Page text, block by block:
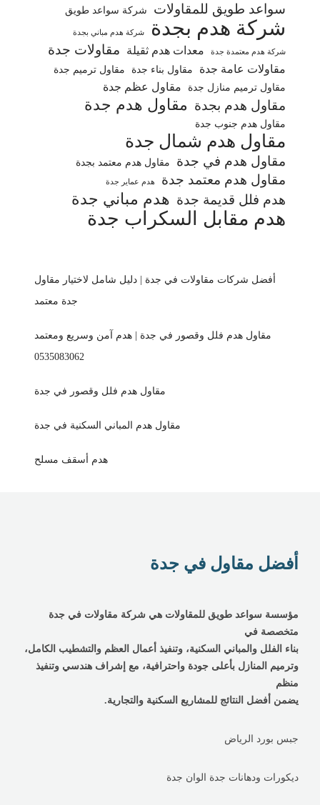
سواعد طويق للمقاولات شركة سواعد طويق
شركة هدم بجدة شركة هدم مباني بجدة
شركة هدم معتمدة جدة معدات هدم ثقيلة مقاولات جدة
مقاولات عامة جدة مقاول بناء جدة
مقاول ترميم جدة
مقاول ترميم منازل جدة
مقاول عظم جدة
مقاول هدم بجدة مقاول هدم جدة
مقاول هدم جنوب جدة
مقاول هدم شمال جدة
مقاول هدم في جدة مقاول هدم معتمد بجدة
مقاول هدم معتمد جدة هدم عماير جدة
هدم فلل قديمة جدة هدم مباني جدة
هدم مقابل السكراب جدة
أفضل شركات مقاولات في جدة | دليل شامل لاختيار مقاول
جدة معتمد
مقاول هدم فلل وقصور في جدة | هدم آمن وسريع ومعتمد
0535083062
مقاول هدم فلل وقصور في جدة
مقاول هدم المباني السكنية في جدة
هدم أسقف مسلح
أفضل مقاول في جدة
مؤسسة سواعد طويق للمقاولات هي شركة مقاولات في جدة
متخصصة في
بناء الفلل والمباني السكنية، وتنفيذ أعمال العظم والتشطيب الكامل،
وترميم المنازل بأعلى جودة واحترافية، مع إشراف هندسي وتنفيذ
منظم
يضمن أفضل النتائج للمشاريع السكنية والتجارية.
جبس بورد الرياض
ديكورات ودهانات جدة الوان جدة